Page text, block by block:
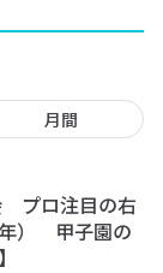
月間
プロ注目の右
） 甲子園の